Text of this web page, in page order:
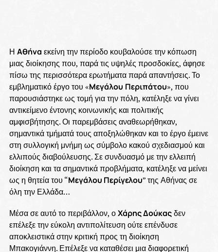
Η Αθήνα εκείνη την περίοδο κουβαλούσε την κόπωση
μιας διοίκησης που, παρά τις υψηλές προσδοκίες, άφησε
πίσω της περισσότερα ερωτήματα παρά απαντήσεις. Το
εμβληματικό έργο του «Μεγάλου Περιπάτου», που
παρουσιάστηκε ως τομή για την πόλη, κατέληξε να γίνει
αντικείμενο έντονης κοινωνικής και πολιτικής
αμφισβήτησης. Οι παρεμβάσεις αναθεωρήθηκαν,
σημαντικά τμήματά τους αποξηλώθηκαν και το έργο έμεινε
στη συλλογική μνήμη ως σύμβολο κακού σχεδιασμού και
ελλιπούς διαβούλευσης. Σε συνδυασμό με την ελλειπή
διοίκηση και τα σημαντικά προβλήματα, κατέληξε να μείνει
ως η θητεία του “Μεγάλου Περίγελου” της Αθήνας σε
όλη την Ελλάδα…
Μέσα σε αυτό το περιβάλλον, οΧάρης Δούκαςδεν
επέλεξε την εύκολη αντιπολίτευση ούτε επένδυσε
αποκλειστικά στην κριτική προς τη διοίκηση
Μπακογιάννη. Επέλεξε να καταθέσει μια διαφορετική